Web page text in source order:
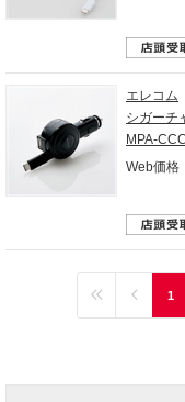
エレコム
シガーチ
MPA-
Web価格
1